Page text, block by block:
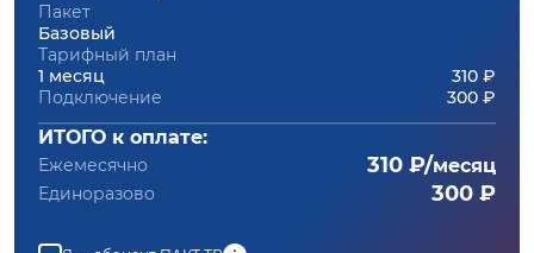
Пакет
Базовый
Тарифный план
1 месяц
310 ₽
Подключение
300 ₽
ИТОГО к оплате:
Ежемесячно 310 ₽/месяц
Единоразово 300 ₽